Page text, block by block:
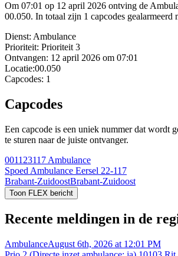
Om 07:01 op 12 april 2026 ontving de
00.050. In totaal zijn 1 capcodes gealarmeerd
Dienst: Ambulance
Prioriteit: Prioriteit 3
Ontvangen: 12 april 2026 om 07:01
Locatie:00.050
Capcodes: 1
Capcodes
Een capcode is een uniek nummer dat wordt
te sturen naar de juiste ontvanger.
001123117 Ambulance
Spoed Ambulance Eersel 22-117
Brabant-ZuidoostBrabant-Zuidoost
Toon FLEX bericht
Recente meldingen in de
AmbulanceAugust 6th, 2026 at 12:01 PM